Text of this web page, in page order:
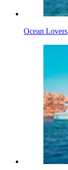
Ocean Lovers